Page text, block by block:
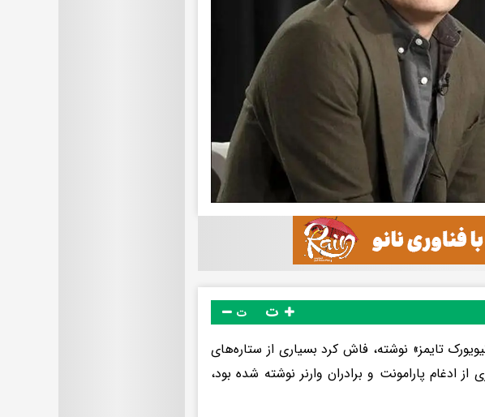
ت
تایمز» نوشته، فاش کرد بسیاری از ستاره‌های
ادغام پارامونت و برادران وارنر نوشته شده بود،